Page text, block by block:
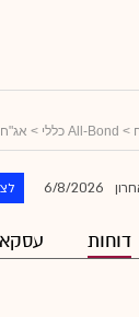
> All-Bond כללי >
6/8/2026
דוחות